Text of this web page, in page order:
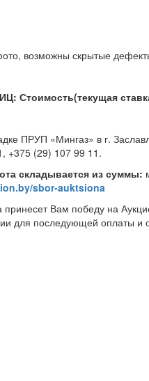
фото, возможны скрытые
ПРУП «Мингаз» в г.
707 99 11, +375
складывается из суммы:
sbor-auktsiona
Вам победу на
для последующей оплаты и